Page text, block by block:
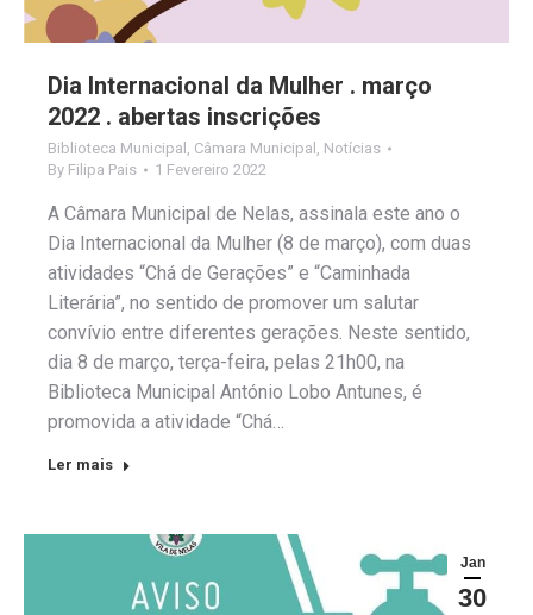
Dia Internacional da Mulher . março
2022 . abertas inscrições
Biblioteca Municipal , Câmara Municipal , Notícias
By Filipa Pais 1 Fevereiro 2022
A Câmara Municipal de Nelas, assinala este ano o
Dia Internacional da Mulher (8 de março), com duas
atividades “Chá de Gerações” e “Caminhada
Literária”, no sentido de promover um salutar
convívio entre diferentes gerações. Neste sentido,
dia 8 de março, terça-feira, pelas 21h00, na
Biblioteca Municipal António Lobo Antunes, é
promovida a atividade “Chá…
Ler mais
Jan
30